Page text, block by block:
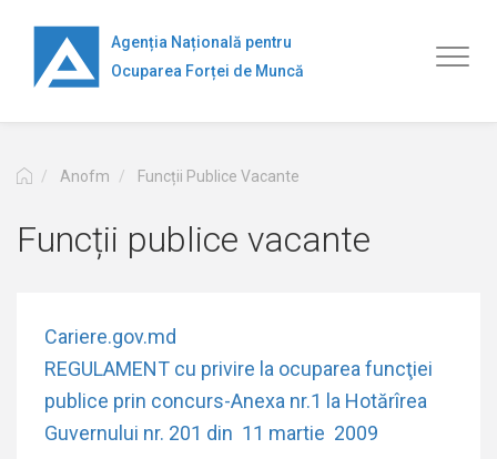
основному
содержанию
Agenția Națională pentru
Ocuparea Forței de Muncă
Anofm Funcții Publice Vacante
Funcții publice vacante
Cariere.gov.md
REGULAMENT cu privire la ocuparea funcţiei
publice prin concurs-Anexa nr.1 la Hotărîrea
Guvernului nr. 201 din 11 martie 2009